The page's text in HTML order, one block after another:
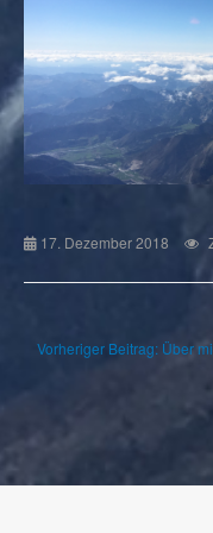
17. Dezember 2018
Vorheriger Beitrag: Über